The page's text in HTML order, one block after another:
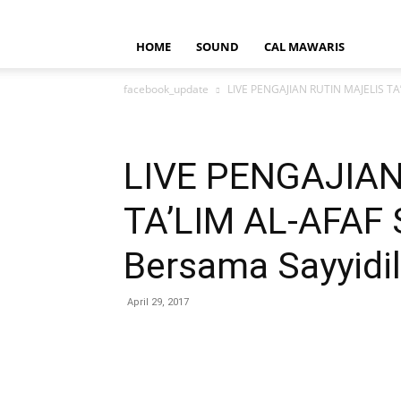
HOME SOUND CAL MAWARIS
facebook_update LIVE PENGAJIAN RUTIN MAJELIS
LIVE
TA’LIM AL-AFAF
Bersama
April 29, 2017